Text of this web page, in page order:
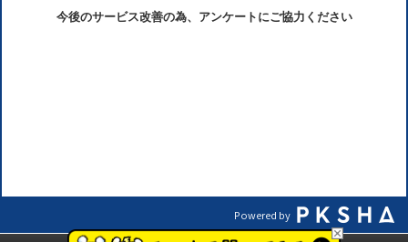
今後のサービス改善の為、アンケートにご協力ください
Powered by